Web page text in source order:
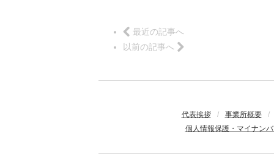
最近の記事へ
以前の記事へ
代表挨拶 / 事業所概要
/
個人情報保護・マイナン